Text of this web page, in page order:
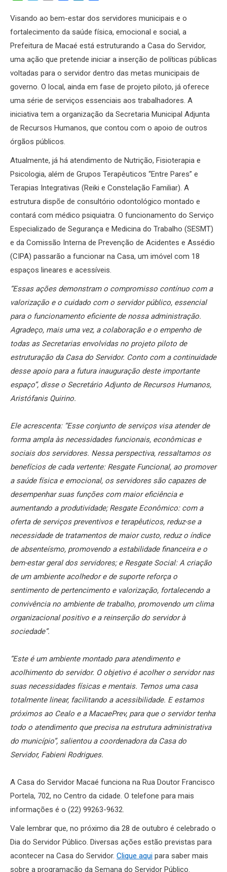
Visando ao bem-estar dos servidores municipais e o
fortalecimento da saúde física, emocional e social, a
Prefeitura de Macaé está estruturando a Casa do Servidor,
uma ação que pretende iniciar a inserção de políticas públicas
voltadas para o servidor dentro das metas municipais de
governo. O local, ainda em fase de projeto piloto, já oferece
uma série de serviços essenciais aos trabalhadores. A
iniciativa tem a organização da Secretaria Municipal Adjunta
de Recursos Humanos, que contou com o apoio de outros
órgãos públicos.
Atualmente, já há atendimento de Nutrição, Fisioterapia e
Psicologia, além de Grupos Terapêuticos “Entre Pares” e
Terapias Integrativas (Reiki e Constelação Familiar). A
estrutura dispõe de consultório odontológico montado e
contará com médico psiquiatra. O funcionamento do Serviço
Especializado de Segurança e Medicina do Trabalho (SESMT)
e da Comissão Interna de Prevenção de Acidentes e Assédio
(CIPA) passarão a funcionar na Casa, um imóvel com 18
espaços lineares e acessíveis.
“Essas ações demonstram o compromisso contínuo com a
valorização e o cuidado com o servidor público, essencial
para o funcionamento eficiente de nossa administração.
Agradeço, mais uma vez, a colaboração e o empenho de
todas as Secretarias envolvidas no projeto piloto de
estruturação da Casa do Servidor. Conto com a continuidade
desse apoio para a futura inauguração deste importante
espaço”, disse o Secretário Adjunto de Recursos Humanos,
Aristófanis Quirino.
Ele acrescenta: “Esse conjunto de serviços visa atender de
forma ampla às necessidades funcionais, econômicas e
sociais dos servidores. Nessa perspectiva, ressaltamos os
benefícios de cada vertente: Resgate Funcional, ao promover
a saúde física e emocional, os servidores são capazes de
desempenhar suas funções com maior eficiência e
aumentando a produtividade; Resgate Econômico: com a
oferta de serviços preventivos e terapêuticos, reduz-se a
necessidade de tratamentos de maior custo, reduz o índice
de absenteísmo, promovendo a estabilidade financeira e o
bem-estar geral dos servidores; e Resgate Social: A criação
de um ambiente acolhedor e de suporte reforça o
sentimento de pertencimento e valorização, fortalecendo a
convivência no ambiente de trabalho, promovendo um clima
organizacional positivo e a reinserção do servidor à
sociedade”.
“Este é um ambiente montado para atendimento e
acolhimento do servidor. O objetivo é acolher o servidor nas
suas necessidades físicas e mentais. Temos uma casa
totalmente linear, facilitando a acessibilidade. E estamos
próximos ao Cealo e a MacaePrev, para que o servidor tenha
todo o atendimento que precisa na estrutura administrativa
do município”, salientou a coordenadora da Casa do
Servidor, Fabieni Rodrigues.
A Casa do Servidor Macaé funciona na Rua Doutor Francisco
Portela, 702, no Centro da cidade. O telefone para mais
informações é o (22) 99263-9632.
Vale lembrar que, no próximo dia 28 de outubro é celebrado o
Dia do Servidor Público. Diversas ações estão previstas para
acontecer na Casa do Servidor. Clique aqui para saber mais
sobre a programação da Semana do Servidor Público.